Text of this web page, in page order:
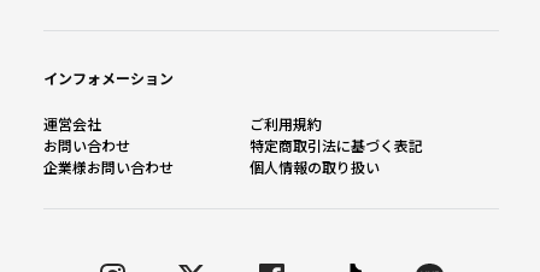
インフォメーション
運営会社
ご利用規約
お問い合わせ
特定商取引法に基づく表記
企業様お問い合わせ
個人情報の取り扱い